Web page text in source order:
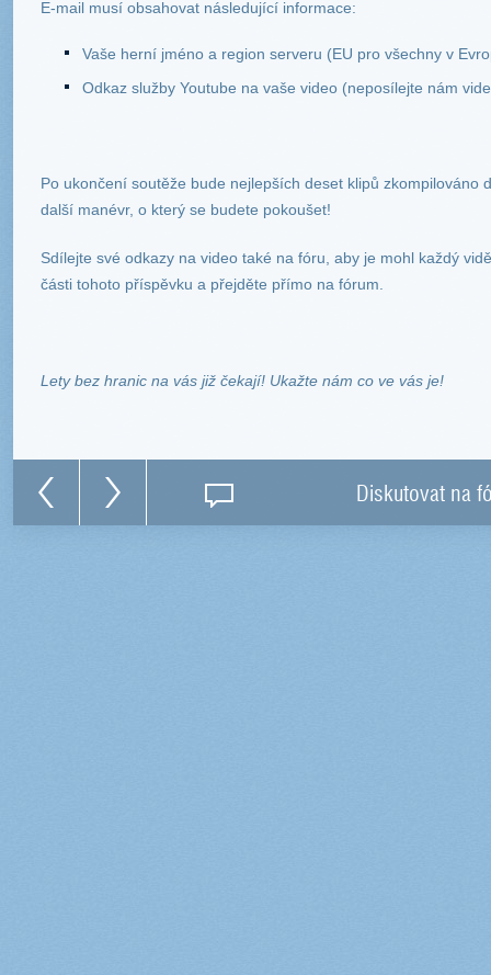
E-mail musí obsahovat následující informace:
Vaše herní jméno a region serveru (EU pro všechny v
Odkaz služby Youtube na vaše video (neposílejte nám
Po ukončení soutěže bude nejlepších deset klipů zkompilováno
další manévr, o který se budete pokoušet!
Sdílejte své odkazy na video také na fóru, aby je mohl každý
části tohoto příspěvku a přejděte přímo na fórum.
Lety bez hranic na vás již čekají! Ukažte nám co ve vás je!
Diskutovat na